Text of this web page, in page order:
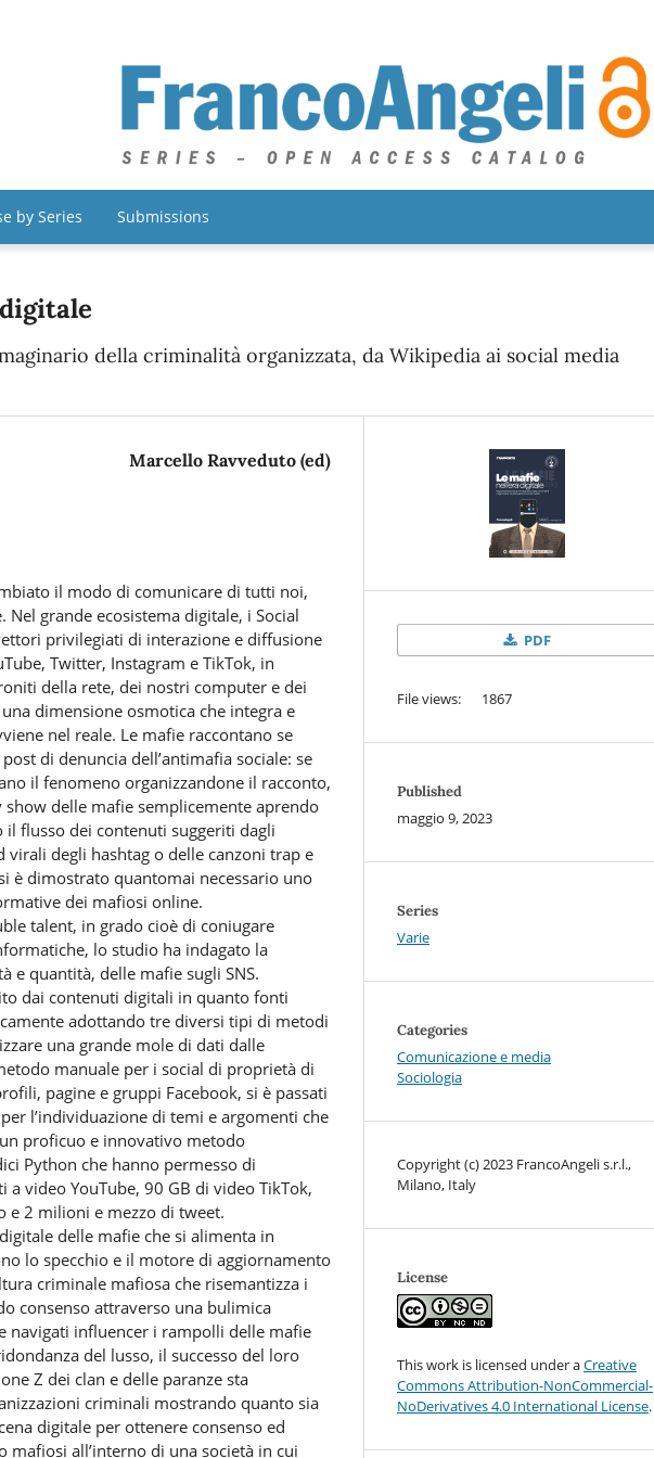
by Series Submissions
della criminalità organizzata, da Wikipedia ai social media
Marcello Ravveduto (ed)
il modo di comunicare di tutti noi,
grande ecosistema digitale, i Social
privilegiati di interazione e diffusione
Twitter, Instagram e TikTok, in
della rete, dei nostri computer e dei
dimensione osmotica che integra e
nel reale. Le mafie raccontano se
di denuncia dell’antimafia sociale: se
il fenomeno organizzandone il racconto,
delle mafie semplicemente aprendo
il flusso dei contenuti suggeriti dagli
degli hashtag o delle canzoni trap e
è dimostrato quantomai necessario uno
dei mafiosi online.
talent, in grado cioè di coniugare
lo studio ha indagato la
e quantità, delle mafie sugli SNS.
dai contenuti digitali in quanto fonti
adottando tre diversi tipi di metodi
una grande mole di dati dalle
manuale per i social di proprietà di
pagine e gruppi Facebook, si è passati
l’individuazione di temi e argomenti che
proficuo e innovativo metodo
Python che hanno permesso di
video YouTube, 90 GB di video TikTok,
e 2 milioni e mezzo di tweet.
delle mafie che si alimenta in
lo specchio e il motore di aggiornamento
criminale mafiosa che risemantizza i
consenso attraverso una bulimica
navigati influencer i rampolli delle mafie
del lusso, il successo del loro
Z dei clan e delle paranze sta
criminali mostrando quanto sia
digitale per ottenere consenso ed
mafiosi all’interno di una società in cui
PDF
File views: 1867
Published
maggio 9, 2023
Series
Varie
Categories
Comunicazione e media
Sociologia
Copyright (c) 2023 FrancoAngeli s.r.l.,
Milano, Italy
License
This work is licensed under aCreative
Commons Attribution-NonCommercial-
NoDerivatives 4.0 International License.